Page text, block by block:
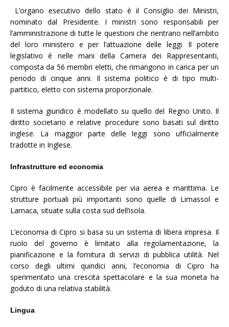
L’organo esecutivo dello stato è il Consiglio dei Ministri,
nominato dal Presidente. I ministri sono responsabili per
l’amministrazione di tutte le questioni che rientrano nell’ambito
del loro ministero e per l’attuazione delle leggi. Il potere
legislativo è nelle mani della Camera dei Rappresentanti,
composta da 56 membri eletti, che rimangono in carica per un
periodo di cinque anni. Il sistema politico è di tipo multi-
partitico, eletto con sistema proporzionale.
Il sistema giuridico è modellato su quello del Regno Unito. Il
diritto societario e relative procedure sono basati sul diritto
inglese. La maggior parte delle leggi sono ufficialmente
tradotte in Inglese.
Infrastrutture ed economia
Cipro è facilmente accessibile per via aerea e marittima. Le
strutture portuali più importanti sono quelle di Limassol e
Larnaca, situate sulla costa sud dell’isola.
L’economia di Cipro si basa su un sistema di libera impresa. Il
ruolo del governo è limitato alla regolamentazione, la
pianificazione e la fornitura di servizi di pubblica utilità. Nel
corso degli ultimi quindici anni, l’economia di Cipro ha
sperimentato una crescita spettacolare e la sua moneta ha
goduto di una relativa stabilità.
Lingua